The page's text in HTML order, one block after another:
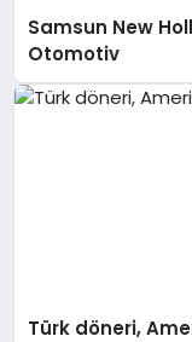
Samsun New
Otomotiv
Türk döneri,